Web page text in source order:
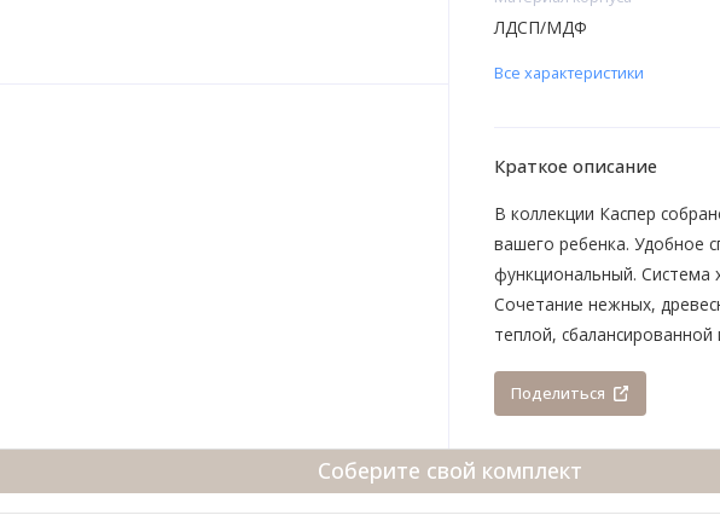
ЛДСП/МДФ
Все характеристики
Краткое описание
В коллекции Каспер
вашего ребенка. Удобное
функциональный. Система
Сочетание нежных,
теплой, сбалансированной
Поделиться
Соберите свой комплект